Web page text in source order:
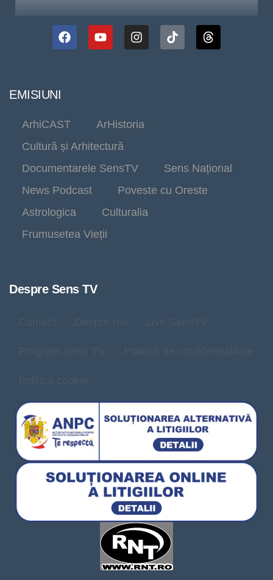
EMISIUNI
ArhiCAST
ArHistoria
Cultură și Arhitectură
Documentarele SensTV
Sens Național
News Podcast
Poveste cu Oreste
Astrologica
Culturalia
Frumusetea Vieții
Despre Sens TV